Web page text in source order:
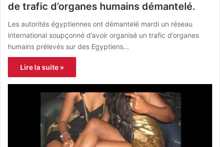
de trafic d’organes humains démantelé.
Les autorités égyptiennes ont démantelé mardi un réseau
international soupçonné d’avoir organisé un trafic d’organes
humains prélevés sur des Egyptiens…
Lire la suite »